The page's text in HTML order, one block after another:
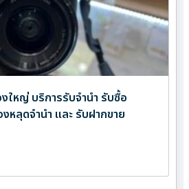
ใหญ่ บริการรับจำนำ รับซื้อ
หลุดจำนำ และ รับฝากขาย